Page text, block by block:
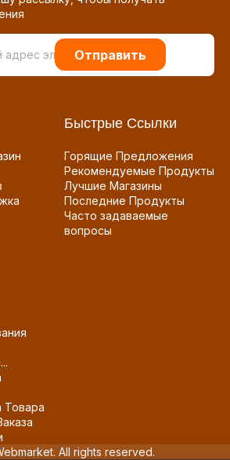
Отправить
Быстрые Ссылки
Горящие Предложения
Рекомендуемые Продукты
Лучшие Магазины
Последние Продукты
Часто задаваемые
вопросы
Товара
All rights reserved.